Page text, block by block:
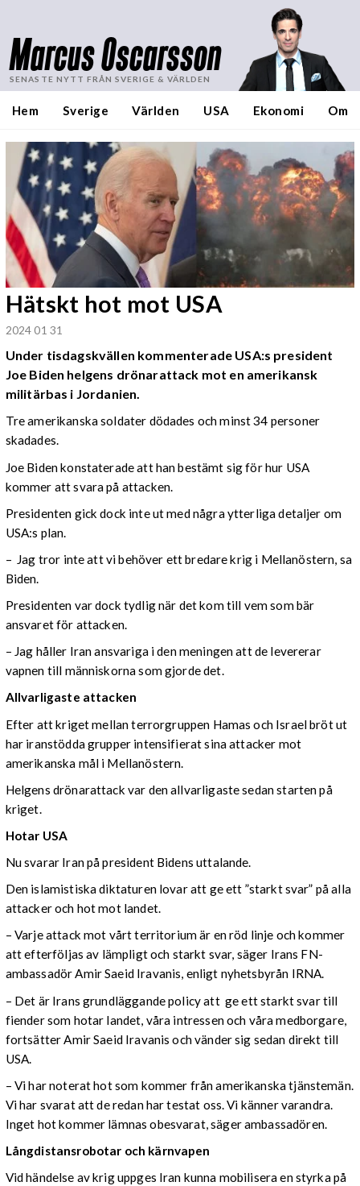
Marcus Oscarsson
SENASTE NYTT FRÅN SVERIGE & VÄRLDEN
Hem Sverige Världen USA Ekonomi Om
Hätskt hot mot USA
2024 01 31
Under tisdagskvällen kommenterade USA:s president
Joe Biden helgens drönarattack mot en amerikansk
militärbas i Jordanien.
Tre amerikanska soldater dödades och minst 34 personer
skadades.
Joe Biden konstaterade att han bestämt sig för hur USA
kommer att svara på attacken.
Presidenten gick dock inte ut med några ytterliga detaljer om
USA:s plan.
– Jag tror inte att vi behöver ett bredare krig i Mellanöstern, sa
Biden.
Presidenten var dock tydlig när det kom till vem som bär
ansvaret för attacken.
– Jag håller Iran ansvariga i den meningen att de levererar
vapnen till människorna som gjorde det.
Allvarligaste attacken
Efter att kriget mellan terrorgruppen Hamas och Israel bröt ut
har iranstödda grupper intensifierat sina attacker mot
amerikanska mål i Mellanöstern.
Helgens drönarattack var den allvarligaste sedan starten på
kriget.
Hotar USA
Nu svarar Iran på president Bidens uttalande.
Den islamistiska diktaturen lovar att ge ett ”starkt svar” på alla
attacker och hot mot landet.
– Varje attack mot vårt territorium är en röd linje och kommer
att efterföljas av lämpligt och starkt svar, säger Irans FN-
ambassadör Amir Saeid Iravanis, enligt nyhetsbyrån IRNA.
– Det är Irans grundläggande policy att ge ett starkt svar till
fiender som hotar landet, våra intressen och våra medborgare,
fortsätter Amir Saeid Iravanis och vänder sig sedan direkt till
USA.
– Vi har noterat hot som kommer från amerikanska tjänstemän.
Vi har svarat att de redan har testat oss. Vi känner varandra.
Inget hot kommer lämnas obesvarat, säger ambassadören.
Långdistansrobotar och kärnvapen
Vid händelse av krig uppges Iran kunna mobilisera en styrka på